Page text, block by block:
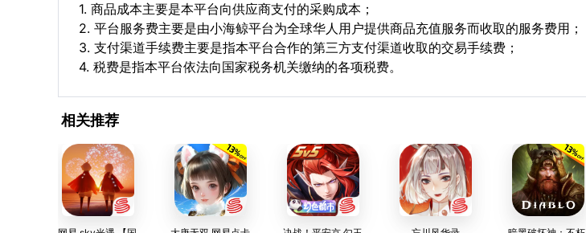
1. 商品成本主要是本平台向供应商支付的采购成本；
2. 平台服务费主要是由小海鲸平台为全球华人用户提供商品充值服务而收取的服务费用；
3. 支付渠道手续费主要是指本平台合作的第三方支付渠道收取的交易手续费；
4. 税费是指本平台依法向国家税务机关缴纳的各项税费。
相关推荐